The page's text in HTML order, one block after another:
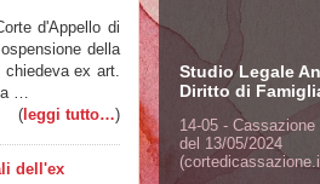
d'Appello di
della
ex art.
…
( leggi tutto…)
dell'ex
Studio Legale
Diritto di
14-05 -
del 13/05/2024